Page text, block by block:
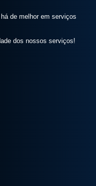
de melhor em serviços
dos nossos serviços!